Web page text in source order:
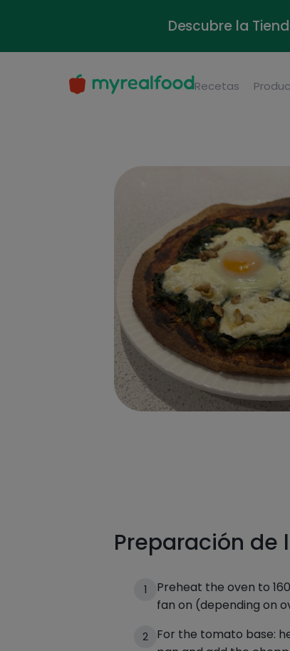
Descubre la
Recetas
Preparación de
1
Preheat the oven to
fan on (depending on
2
For the tomato base: